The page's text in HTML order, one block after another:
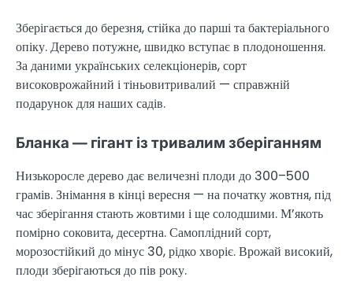
Зберігається до березня, стійка до парші та бактеріального
опіку. Дерево потужне, швидко вступає в плодоношення.
За даними українських селекціонерів, сорт
високоврожайний і тіньовитривалий — справжній
подарунок для наших садів.
Бланка — гігант із тривалим зберіганням
Низькоросле дерево дає величезні плоди до 300–500
грамів. Знімання в кінці вересня — на початку жовтня, під
час зберігання стають жовтими і ще солодшими. М’якоть
помірно соковита, десертна. Самоплідний сорт,
морозостійкий до мінус 30, рідко хворіє. Врожай високий,
плоди зберігаються до пів року.